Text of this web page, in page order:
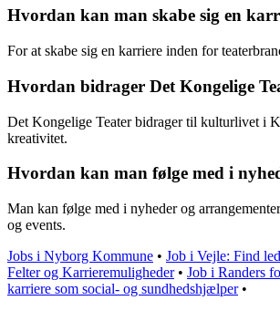
Hvordan kan man skabe sig en
For at skabe sig en karriere inden for
Hvordan bidrager Det Kongelige
Det Kongelige Teater bidrager til kulturlivet i
kreativitet.
Hvordan kan man følge med i
Man kan følge med i nyheder og
og events.
Jobs i Nyborg Kommune • Job i Vejle: Find
Felter og Karrieremuligheder• Job i Randers
karriere som social- og sundhedshjælper•